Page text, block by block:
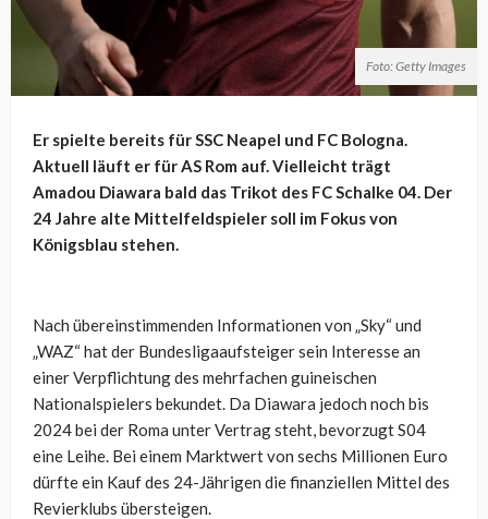
Foto: Getty Images
Er spielte bereits für SSC Neapel und FC Bologna.
Aktuell läuft er für AS Rom auf. Vielleicht trägt
Amadou Diawara bald das Trikot des FC Schalke 04. Der
24 Jahre alte Mittelfeldspieler soll im Fokus von
Königsblau stehen.
Nach übereinstimmenden Informationen von „Sky“ und
„WAZ“ hat der Bundesligaaufsteiger sein Interesse an
einer Verpflichtung des mehrfachen guineischen
Nationalspielers bekundet. Da Diawara jedoch noch bis
2024 bei der Roma unter Vertrag steht, bevorzugt S04
eine Leihe. Bei einem Marktwert von sechs Millionen Euro
dürfte ein Kauf des 24-Jährigen die finanziellen Mittel des
Revierklubs übersteigen.